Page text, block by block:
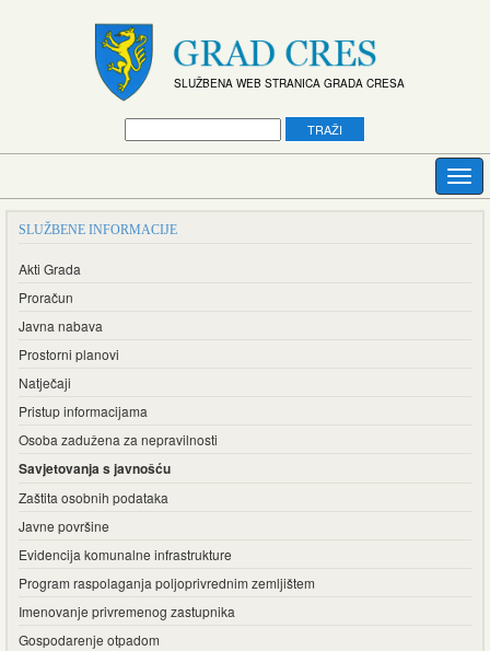
SLUŽBENA WEB STRANICA GRADA CRESA
SLUŽBENE INFORMACIJE
Akti Grada
Proračun
Javna nabava
Prostorni planovi
Natječaji
Pristup informacijama
Osoba zadužena za nepravilnosti
Savjetovanja s javnošću
Zaštita osobnih podataka
Javne površine
Evidencija komunalne infrastrukture
Program raspolaganja poljoprivrednim zemljištem
Imenovanje privremenog zastupnika
Gospodarenje otpadom